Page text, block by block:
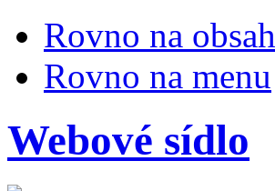
Rovno na obsah
Rovno na menu
Webové sídlo